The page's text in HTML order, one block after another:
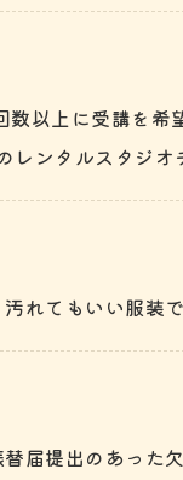
数以上に受講を希
レンタルスタジオ
れてもいい服装
届提出のあった